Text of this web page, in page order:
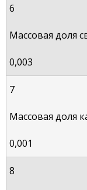
6
Массовая доля
0,003
7
Массовая доля
0,001
8